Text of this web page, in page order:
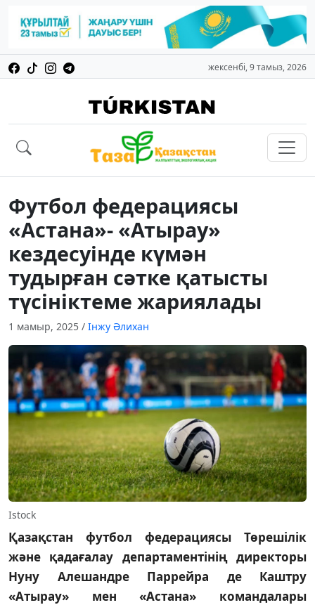
жексенбі, 9 тамыз, 2026
Футбол федерациясы
«Астана»- «Атырау»
кездесуінде күмән
тудырған сәтке қатысты
түсініктеме жариялады
1 мамыр, 2025 / Інжу Әлихан
Istock
Қазақстан футбол федерациясы Төрешілік
және қадағалау департаментінің директоры
Нуну Алешандре Паррейра де Каштру
«Атырау» мен «Астана» командалары